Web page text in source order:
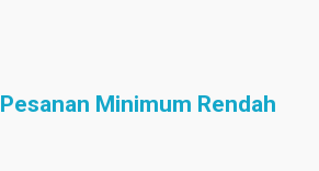
Pesanan Minimum Rendah